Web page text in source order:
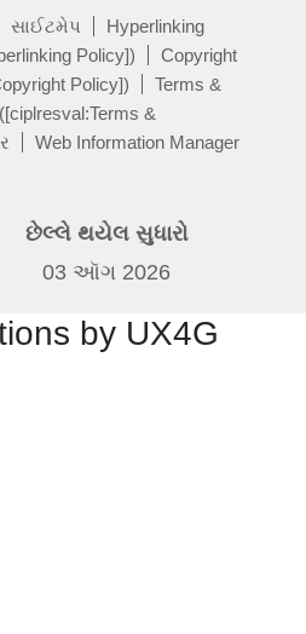
સાઈટમેપ
Hyperlinking
Policy])
Copyright
Policy])
Terms &
&
Web Information Manager
છેલ્લે થયેલ સુધારો
03 ઑગ 2026
by UX4G